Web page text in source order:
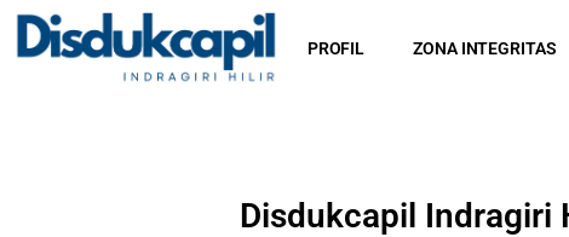
PROFIL ZONA INTEGRITAS
Disdukcapil Indragiri